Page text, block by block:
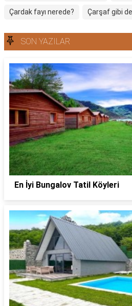
Çardak fayı nerede? Çarşaf gibi
SON YAZILAR
En İyi Bungalov Tatil Köyleri